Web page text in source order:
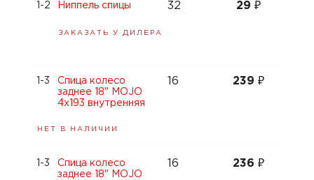
Ниппель спицы 32 29₽
ЗАКАЗАТЬ У ДИЛЕРА
1-2
Спица колесо
заднее 18" MOJO
4х193 внутренняя
16 239₽
НЕТ В НАЛИЧИИ
1-3
Спица колесо
заднее 18" MOJO
16 236₽
1-3